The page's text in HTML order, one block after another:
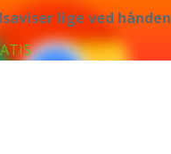
lige ved hånden